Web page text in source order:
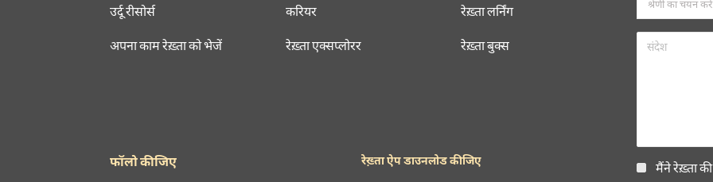
उर्दू रीसोर्स
अपना काम रेख़्ता को भेजें
करियर
रेख़्ता एक्सप्लोरर
रेख़्ता लर्निंग
रेख़्ता बुक्स
मैंने रेख़्ता
फॉलो कीजिए रेख़्ता ऐप डाउनलोड कीजिए